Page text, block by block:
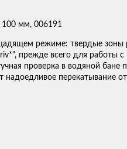
режиме: твердые зоны
прежде всего для работы
проверка в водяной
перекатывание